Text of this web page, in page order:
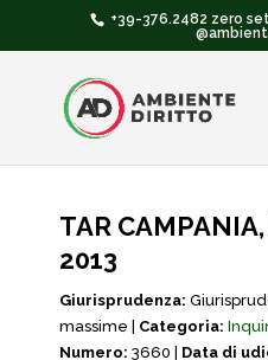
+39-376.2482 zero
TAR
2013
Giurisprudenza:
massime | Categoria:
Numero: 3660 | Data di